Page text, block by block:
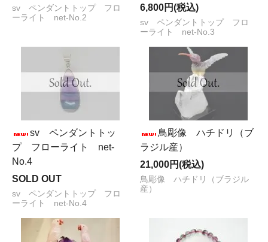
sv ペンダントトップ フロ
ーライト net-No.2
6,800円(税込)
sv ペンダントトップ フロ
ーライト net-No.3
sv ペンダントトッ
プ フローライト net-
No.4
SOLD OUT
sv ペンダントトップ フロ
ーライト net-No.4
鳥彫像 ハチドリ（ブ
ラジル産）
21,000円(税込)
鳥彫像 ハチドリ（ブラジル
産）